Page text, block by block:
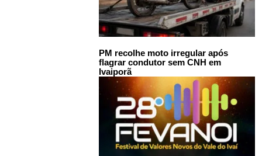
PM recolhe moto irregular após
flagrar condutor sem CNH em
Ivaiporã